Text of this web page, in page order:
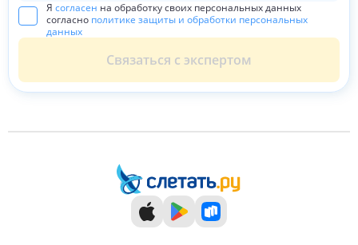
Я согласен на обработку своих персональных данных
согласно политике защиты и обработки персональных
данных
Связаться с экспертом